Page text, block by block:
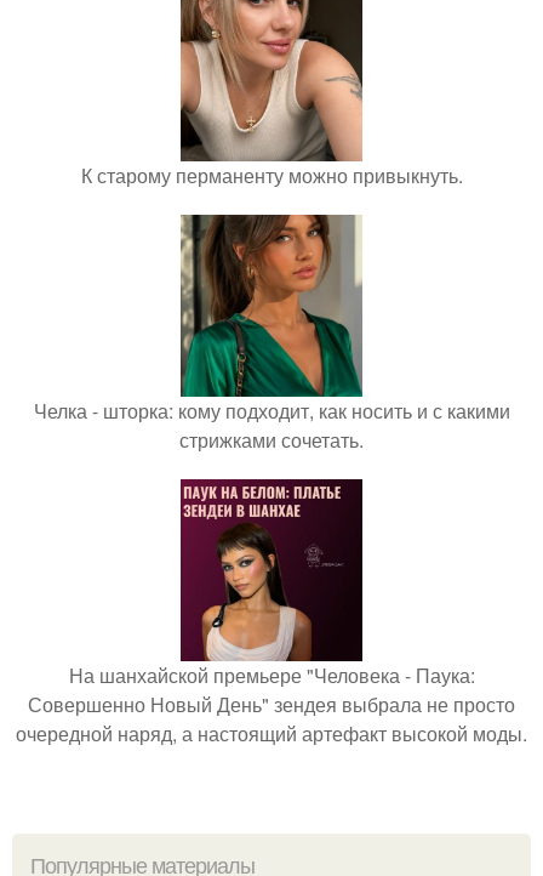
К старому перманенту можно привыкнуть.
Челка - шторка: кому подходит, как носить и с какими
стрижками сочетать.
На шанхайской премьере "Человека - Паука:
Совершенно Новый День" зендея выбрала не просто
очередной наряд, а настоящий артефакт высокой моды.
Популярные материалы